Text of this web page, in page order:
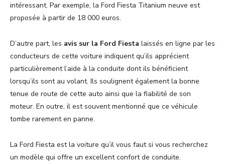
intéressant. Par exemple, la Ford Fiesta Titanium neuve est
proposée à partir de 18 000 euros.
D’autre part, les avis sur la Ford Fiesta laissés en ligne par les
conducteurs de cette voiture indiquent qu’ils apprécient
particulièrement l’aide à la conduite dont ils bénéficient
lorsqu’ils sont au volant. Ils soulignent également la bonne
tenue de route de cette auto ainsi que la fiabilité de son
moteur. En outre, il est souvent mentionné que ce véhicule
tombe rarement en panne.
La Ford Fiesta est la voiture qu’il vous faut si vous recherchez
un modèle qui offre un excellent confort de conduite.